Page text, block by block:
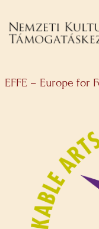
EFFE – Europe for